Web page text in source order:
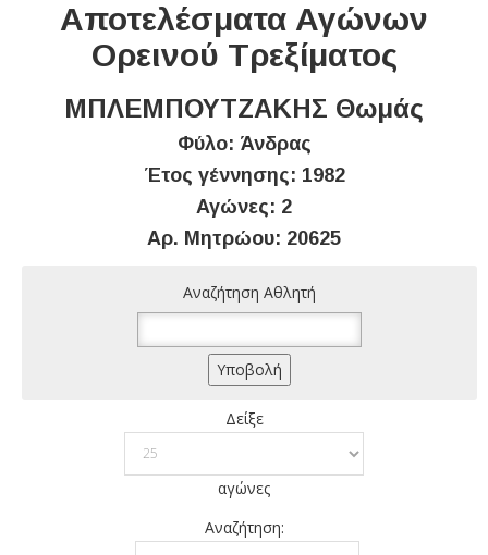
Αποτελέσματα Αγώνων
Ορεινού Τρεξίματος
ΜΠΛΕΜΠΟΥΤΖΑΚΗΣ Θωμάς
Φύλο: Άνδρας
Έτος γέννησης: 1982
Αγώνες: 2
Αρ. Μητρώου: 20625
Αναζήτηση Αθλητή
Δείξε
αγώνες
Αναζήτηση: